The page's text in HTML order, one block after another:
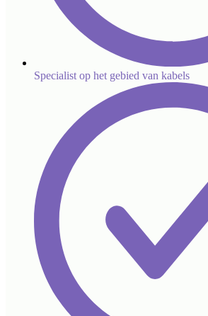
Specialist op het gebied van kabels